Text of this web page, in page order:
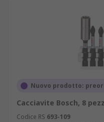
Nuovo prodotto:
Cacciavite Bosch, 8
Codice RS 693-109